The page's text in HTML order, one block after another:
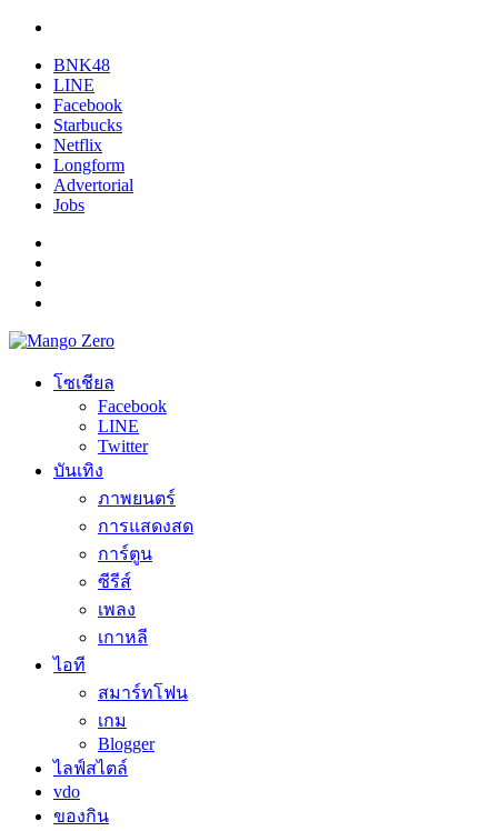
BNK48
LINE
Facebook
Starbucks
Netflix
Longform
Advertorial
Jobs
โซเชียล
Facebook
LINE
Twitter
บันเทิง
ภาพยนตร์
การแสดงสด
การ์ตูน
ซีรีส์
เพลง
เกาหลี
ไอที
สมาร์ทโฟน
เกม
Blogger
ไลฟ์สไตล์
vdo
ของกิน